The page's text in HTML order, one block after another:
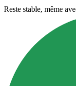
Reste stable, même